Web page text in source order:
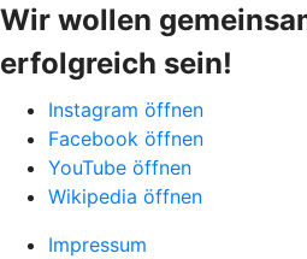
Wir wollen
erfolgreich sein!
Instagram öffnen
Facebook öffnen
YouTube öffnen
Wikipedia öffnen
Impressum